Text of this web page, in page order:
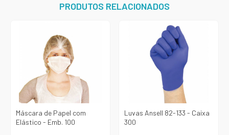
PRODUTOS RELACIONADOS
Máscara de Papel com
Elástico - Emb. 100
Luvas Ansell 82-133 - Caixa
300